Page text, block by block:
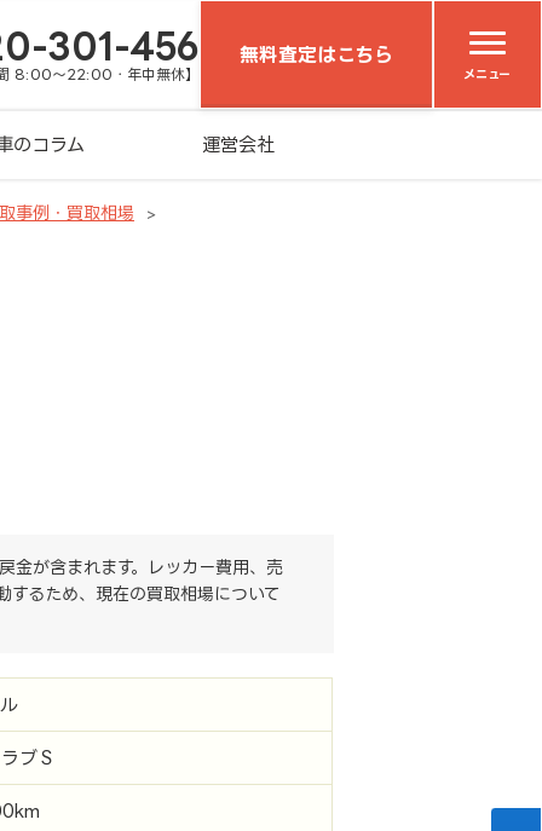
301-456
8:00～22:00・年中無休】
無料査定はこちら
メニュー
のコラム 運営会社
事例・買取相場
金が含まれます。レッカー費用、売
するため、現在の買取相場について
ブＳ